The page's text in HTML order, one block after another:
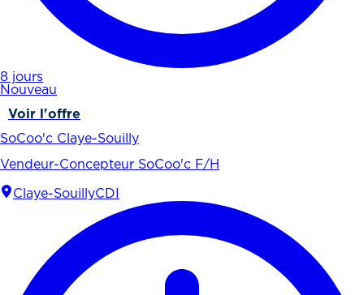
8 jours
Nouveau
Voir l'offre
SoCoo'c Claye-Souilly
Vendeur-Concepteur SoCoo'c F/H
Claye-SouillyCDI